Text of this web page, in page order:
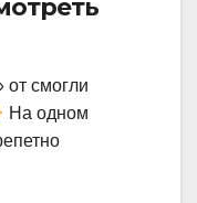
смогли
На одном